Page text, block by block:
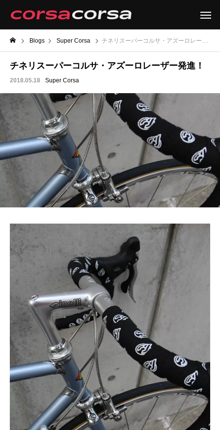
Blogs Super Corsa チネリスーパーコルサ・アズーロレーザー発進！
チネリスーパーコルサ・アズーロレーザー発進！
2018.05.18 Super Corsa